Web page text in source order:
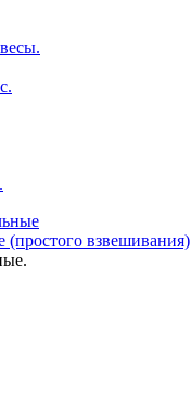
взвешивания)